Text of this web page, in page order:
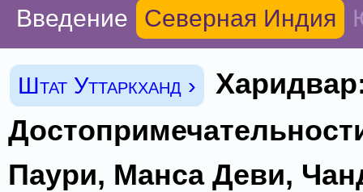
Введение Северная Индия
Штат Уттаркханд ›
Паури, Манса Деви,